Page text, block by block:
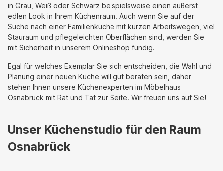
in Grau, Weiß oder Schwarz beispielsweise einen äußerst
edlen Look in Ihrem Küchenraum. Auch wenn Sie auf der
Suche nach einer Familienküche mit kurzen Arbeitswegen, viel
Stauraum und pflegeleichten Oberflächen sind, werden Sie
mit Sicherheit in unserem Onlineshop fündig.
Egal für welches Exemplar Sie sich entscheiden, die Wahl und
Planung einer neuen Küche will gut beraten sein, daher
stehen Ihnen unsere Küchenexperten im Möbelhaus
Osnabrück mit Rat und Tat zur Seite. Wir freuen uns auf Sie!
Unser Küchenstudio für den Raum
Osnabrück